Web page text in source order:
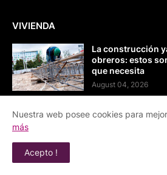
VIVIENDA
La construcción
obreros: estos
que necesita
August 04, 2026
Con una
billón, nace
Nuestra web posee cookies para
más
Acepto !